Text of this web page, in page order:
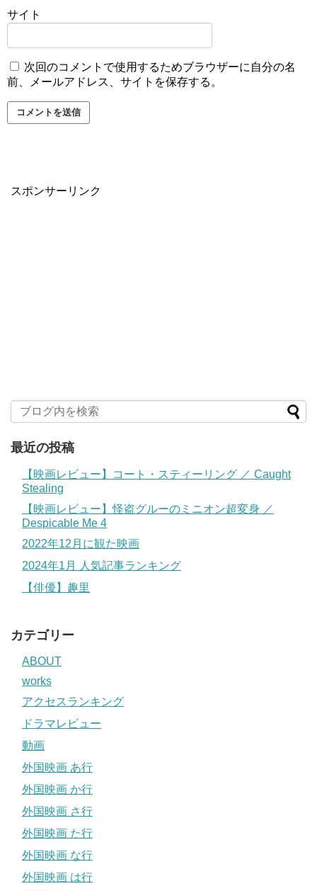
サイト
次回のコメントで使用するためブラウザーに自分の名
前、メールアドレス、サイトを保存する。
スポンサーリンク
最近の投稿
【映画レビュー】コート・スティーリング ／ Caught
Stealing
【映画レビュー】怪盗グルーのミニオン超変身 ／
Despicable Me 4
2022年12月に観た映画
2024年1月 人気記事ランキング
【俳優】趣里
カテゴリー
ABOUT
works
アクセスランキング
ドラマレビュー
動画
外国映画 あ行
外国映画 か行
外国映画 さ行
外国映画 た行
外国映画 な行
外国映画 は行